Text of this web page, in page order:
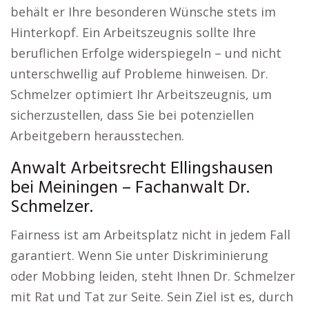
behält er Ihre besonderen Wünsche stets im
Hinterkopf. Ein Arbeitszeugnis sollte Ihre
beruflichen Erfolge widerspiegeln – und nicht
unterschwellig auf Probleme hinweisen. Dr.
Schmelzer optimiert Ihr Arbeitszeugnis, um
sicherzustellen, dass Sie bei potenziellen
Arbeitgebern herausstechen.
Anwalt Arbeitsrecht Ellingshausen
bei Meiningen – Fachanwalt Dr.
Schmelzer.
Fairness ist am Arbeitsplatz nicht in jedem Fall
garantiert. Wenn Sie unter Diskriminierung
oder Mobbing leiden, steht Ihnen Dr. Schmelzer
mit Rat und Tat zur Seite. Sein Ziel ist es, durch